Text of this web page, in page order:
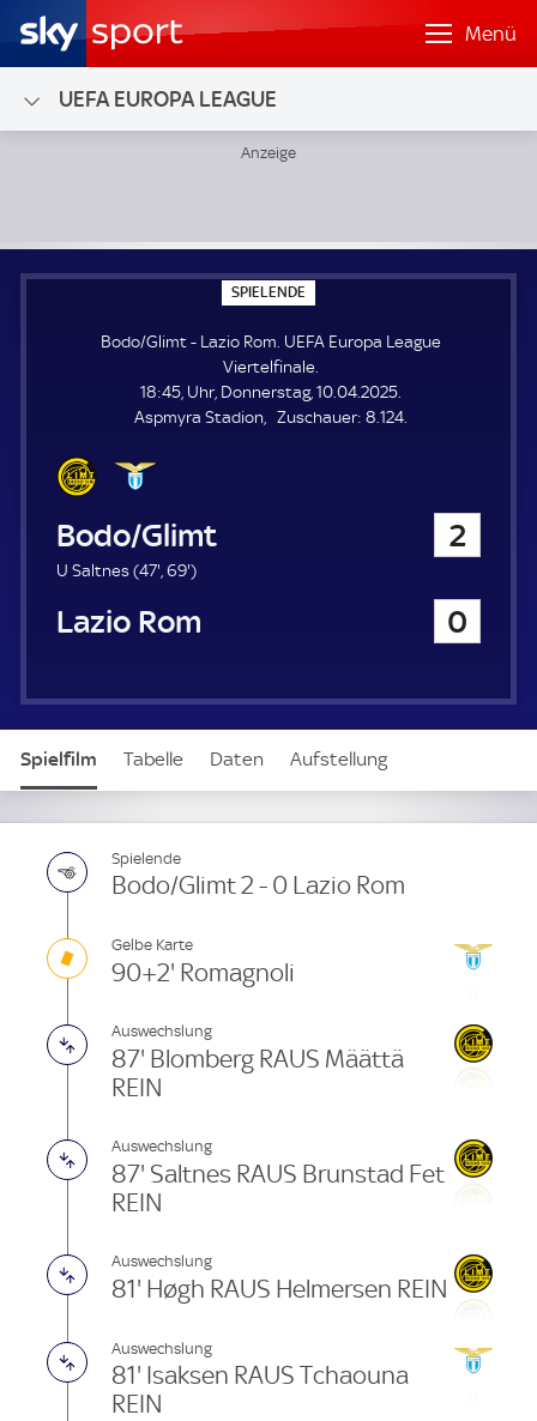
Menü
UEFA EUROPA LEAGUE
SPIELENDE
P
E
E
N
E
Bodo/Glimt - Lazio Rom. UEFA Europa League
Viertelfinale.
18:45, Uhr, Donnerstag, 10.04.2025.
Aspmyra Stadion
Zuschauer: Z
8.124.
Bodo/Glimt 2
U Saltnes (47'4
.
e
,69'6
.
)
Lazio Rom 0
Spielfilm Tabelle Daten Aufstellung
Live
Spielende
Bodo/Glimt 2 - 0 Lazio Rom
Gelbe Karte
90+2' Romagnoli
Auswechslung
87' Blomberg RAUS Määttä
REIN
Auswechslung
87' Saltnes RAUS Brunstad Fet
REIN
Auswechslung
81' Høgh RAUS Helmersen REIN
Auswechslung
81' Isaksen RAUS Tchaouna
REIN